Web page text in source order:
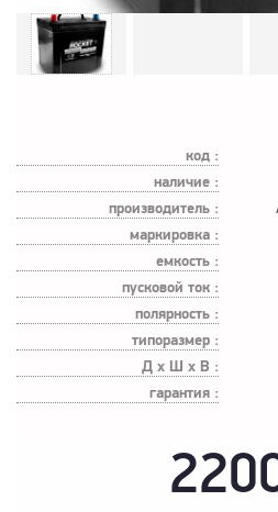
код :
наличие :
производитель :
маркировка :
емкость :
пусковой ток :
полярность :
типоразмер :
Д х Ш х В :
гарантия :